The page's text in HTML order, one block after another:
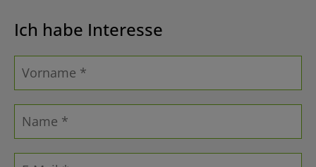
Ich habe Interesse